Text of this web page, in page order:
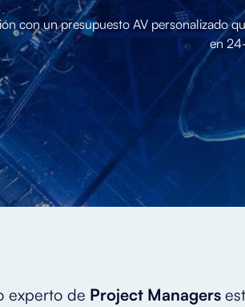
con un presupuesto AV personalizado
en
experto de Project Managers